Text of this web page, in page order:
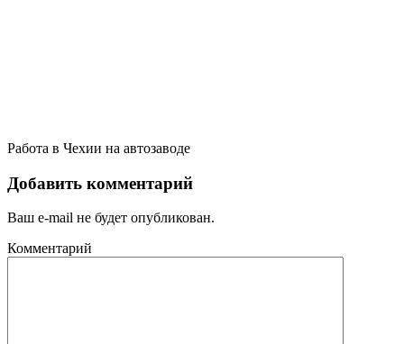
Работа в Чехии на автозаводе
Добавить комментарий
Ваш e-mail не будет опубликован.
Комментарий